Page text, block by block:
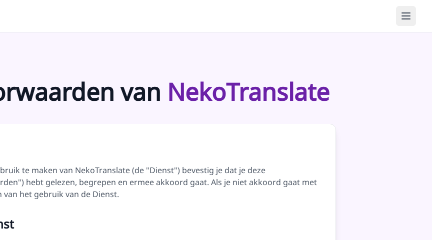
van NekoTranslate
te maken van NekoTranslate (de "Dienst") bevestig je dat je deze
hebt gelezen, begrepen en ermee akkoord gaat. Als je niet akkoord gaat met
het gebruik van de Dienst.